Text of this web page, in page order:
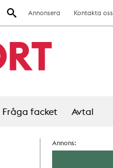
Annonsera Kontakta oss
Fråga facket Avtal
Annons: